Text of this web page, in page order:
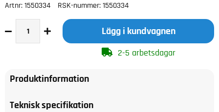
Artnr: 1550334 RSK-nummer: 1550334
Lägg i kundvagnen
2-5 arbetsdagar
Produktinformation
Teknisk specifikation